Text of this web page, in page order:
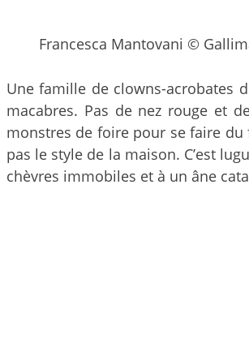
Francesca Mantovani ©
Une famille de clowns-acrobates
macabres. Pas de nez rouge et
monstres de foire pour se faire du
pas le style de la maison. C’est
chèvres immobiles et à un âne